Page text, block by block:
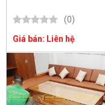
(0)
Giá bán: Liên hệ